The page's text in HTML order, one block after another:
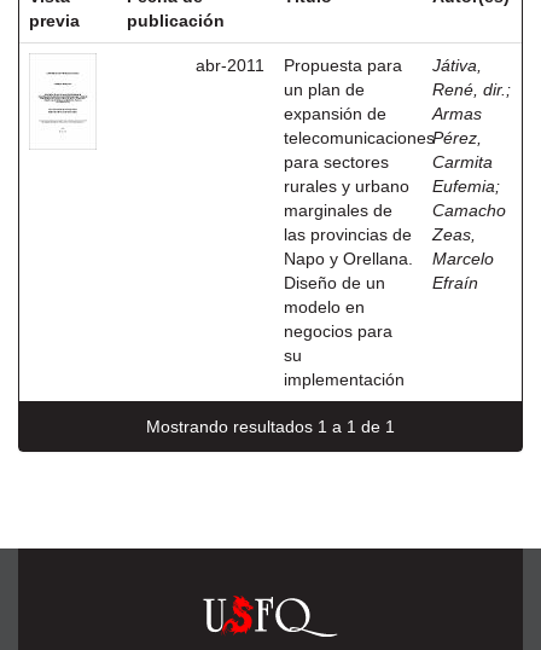
previa
publicación
abr-2011
Propuesta para
un plan de
expansión de
telecomunicaciones
para sectores
rurales y urbano
marginales de
las provincias de
Napo y Orellana.
Diseño de un
modelo en
negocios para
su
implementación
Játiva,
René, dir. ;
Armas
Pérez,
Carmita
Eufemia;
Camacho
Zeas,
Marcelo
Efraín
Mostrando resultados 1 a 1 de 1